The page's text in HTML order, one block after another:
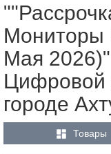
Мониторы
Мая 2026)"
Цифровой
городе
 Товары